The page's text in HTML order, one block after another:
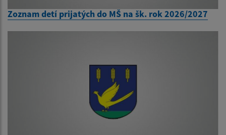
Zoznam detí prijatých do MŠ na šk. rok 2026/2027